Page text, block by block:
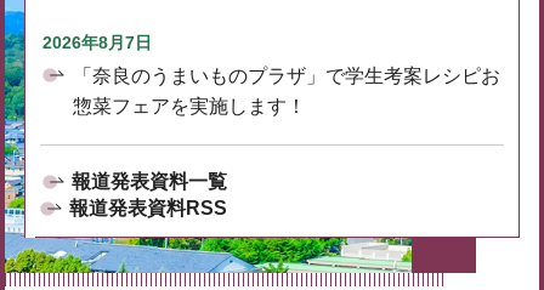
2026年8月7日
「奈良のうまいものプラザ」で学生考案レシピお
惣菜フェアを実施します！
報道発表資料一覧
報道発表資料RSS